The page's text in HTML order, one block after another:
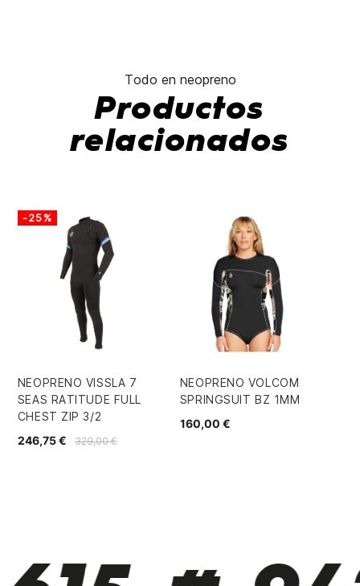
Todo en neopreno
Productos
relacionados
NEOPRENO VISSLA 7
SEAS RATITUDE FULL
CHEST ZIP 3/2
329,00 €
246,75 €
-25%
NEOPRENO VOLCOM
SPRINGSUIT BZ 1MM
160,00 €